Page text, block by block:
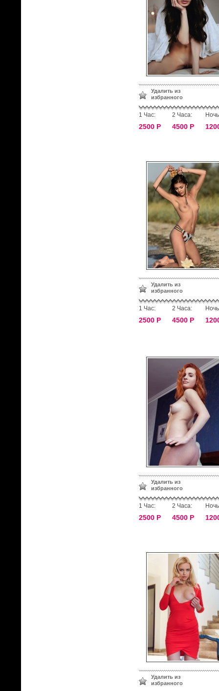
Удалить из
избранного
1 Час:
2500 Р
2 Часа:
4500 Р
Удалить из
избранного
1 Час:
2500 Р
2 Часа:
4500 Р
Удалить из
избранного
1 Час:
2500 Р
2 Часа:
4500 Р
Удалить из
избранного